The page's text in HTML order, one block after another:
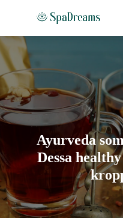
Ayurveda
Dessa